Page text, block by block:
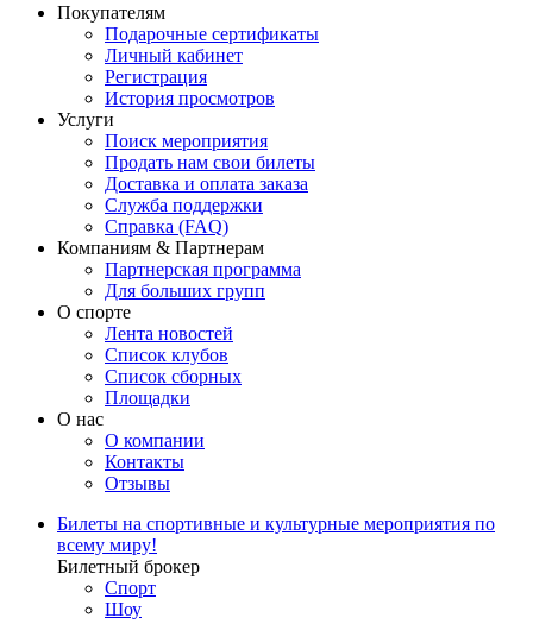
Покупателям
Подарочные сертификаты
Личный кабинет
Регистрация
История просмотров
Услуги
Поиск мероприятия
Продать нам свои билеты
Доставка и оплата заказа
Служба поддержки
Справка (FAQ)
Компаниям & Партнерам
Партнерская программа
Для больших групп
О спорте
Лента новостей
Список клубов
Список сборных
Площадки
О нас
О компании
Контакты
Отзывы
Билеты на спортивные и культурные мероприятия по
всему миру!
Билетный брокер
Спорт
Шоу